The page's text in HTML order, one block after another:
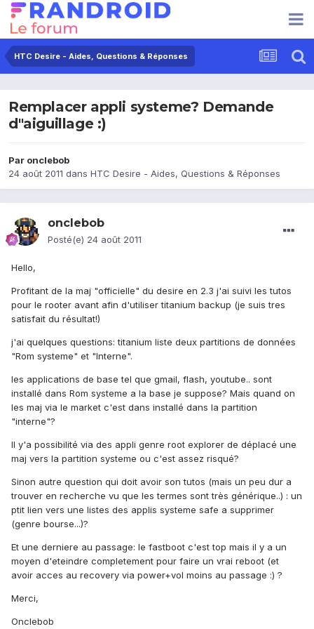
HTC Desire - Aides, Questions & Réponses
Remplacer appli systeme? Demande
d"aiguillage :)
Par onclebob
24 août 2011 dans HTC Desire - Aides, Questions & Réponses
onclebob
Posté(e) 24 août 2011
Hello,
Profitant de la maj "officielle" du desire en 2.3 j'ai suivi les tutos
pour le rooter avant afin d'utiliser titanium backup (je suis tres
satisfait du résultat!)
j'ai quelques questions: titanium liste deux partitions de données
"Rom systeme" et "Interne".
les applications de base tel que gmail, flash, youtube.. sont
installé dans Rom systeme a la base je suppose? Mais quand on
les maj via le market c'est dans installé dans la partition
"interne"?
Il y'a possibilité via des appli genre root explorer de déplacé une
maj vers la partition systeme ou c'est assez risqué?
Sinon autre question qui doit avoir son tutos (mais un peu dur a
trouver en recherche vu que les termes sont très générique..) : un
ptit lien vers une listes des applis systeme safe a supprimer
(genre bourse...)?
Et une derniere au passage: le fastboot c'est top mais il y a un
moyen d'eteindre completement pour faire un vrai reboot (et
avoir acces au recovery via power+vol moins au passage :) ?
Merci,
Onclebob